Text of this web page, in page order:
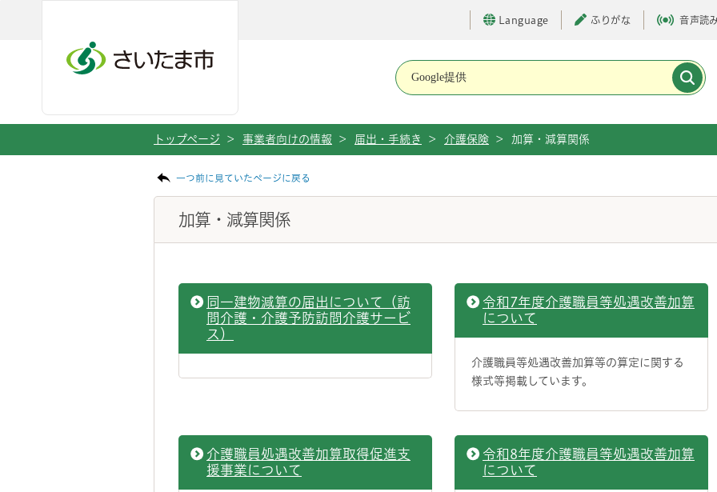
Language ふりがな 音声読
トップページ > 事業者向けの情報 > 届出・手続き > 介護保険 > 加算・減算関係
一つ前に見ていたページに戻る
加算・減算関係
同一建物減算の届出について（訪
問介護・介護予防訪問介護サービ
ス）
令和7年度介護職員等処遇改善加算
について
介護職員等処遇改善加算等の算定に関する
様式等掲載しています。
介護職員処遇改善加算取得促進支
援事業について
令和8年度介護職員等処遇改善加算
について